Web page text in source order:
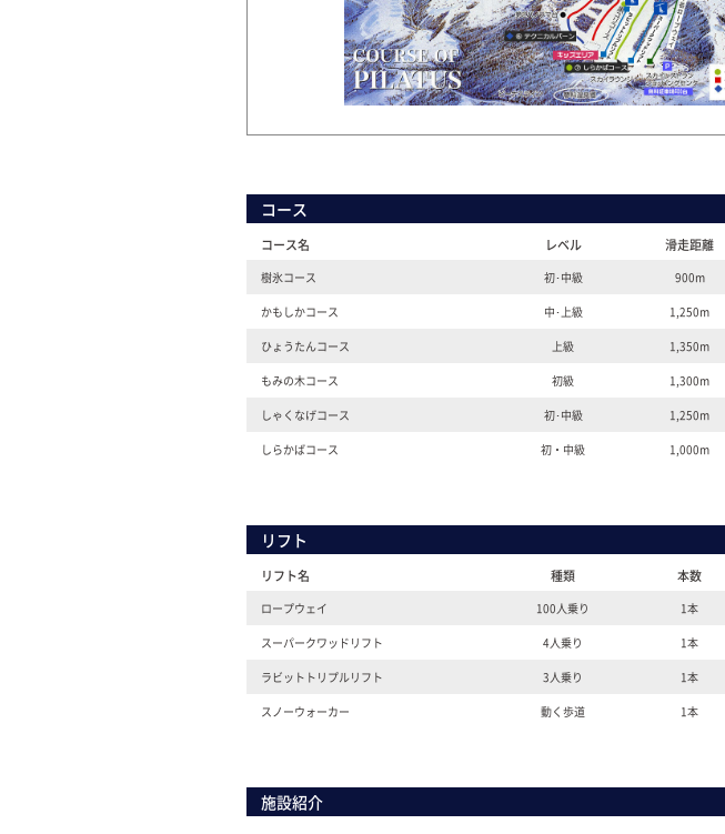
コース
コース名 レベル 滑走距離
樹氷コース 初･中級 900m
かもしかコース 中･上級 1,250m
ひょうたんコース 上級 1,350m
もみの木コース 初級 1,300m
しゃくなげコース 初･中級 1,250m
しらかばコース 初・中級 1,000m
リフト
リフト名 種類 本数
ロープウェイ 100人乗り 1本
スーパークワッドリフト 4人乗り 1本
ラビットトリプルリフト 3人乗り 1本
スノーウォーカー 動く歩道 1本
施設紹介